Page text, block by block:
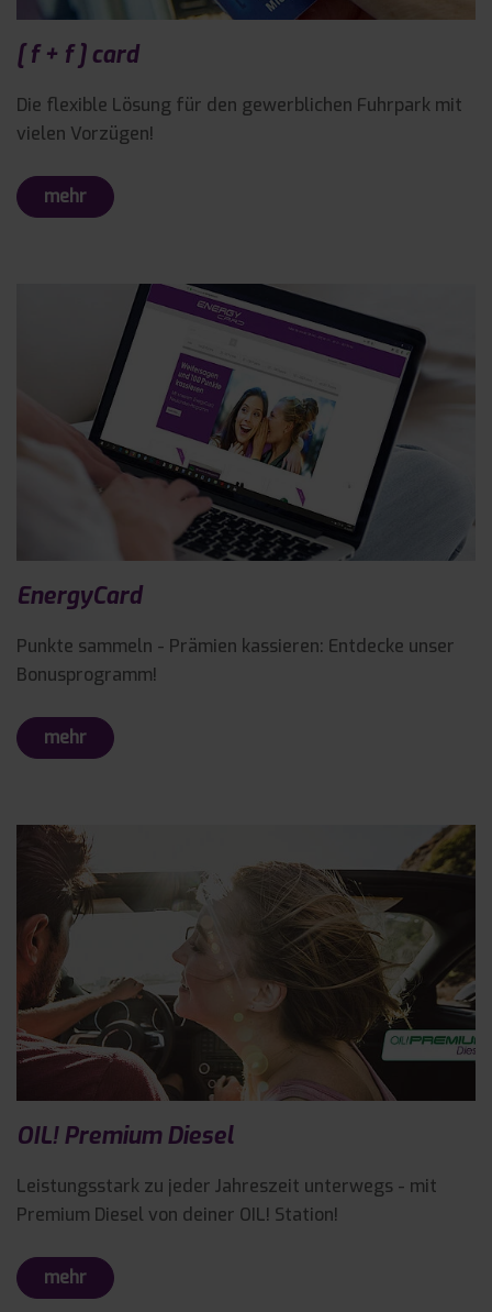
[ f + f ] card
Die flexible Lösung für den gewerblichen Fuhrpark mit
vielen Vorzügen!
mehr
EnergyCard
Punkte sammeln - Prämien kassieren: Entdecke unser
Bonusprogramm!
mehr
OIL! Premium Diesel
Leistungsstark zu jeder Jahreszeit unterwegs - mit
Premium Diesel von deiner OIL! Station!
mehr